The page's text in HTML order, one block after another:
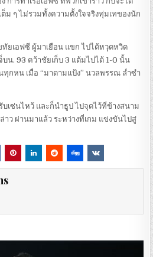
ต็ม ๆ ไม่รวมทั้งความตั้งใจจริงทุ่มเทของนัก
ยเอฟซี ผู้มาเยือน แขก ไปได้หวุดหวิด
บน. 93 คว้าชัยเก็บ 3 แต้มไปได้ 1-0 นั้น
ทุกหน เมื่อ “มาดามแป้ง” นวลพรรณ ล่ำซำ
บเซ่นไหว้ และก็นำธูป ไปจุดไว้ที่ข้างสนาม
าว ผ่านมาแล้ว ระหว่างที่เกม แข่งขันไปสู่